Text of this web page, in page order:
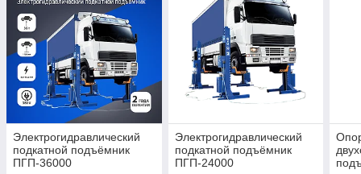
Электрогидравлический
подкатной подъёмник
ПГП-36000
Электрогидравлический
подкатной подъёмник
ПГП-24000